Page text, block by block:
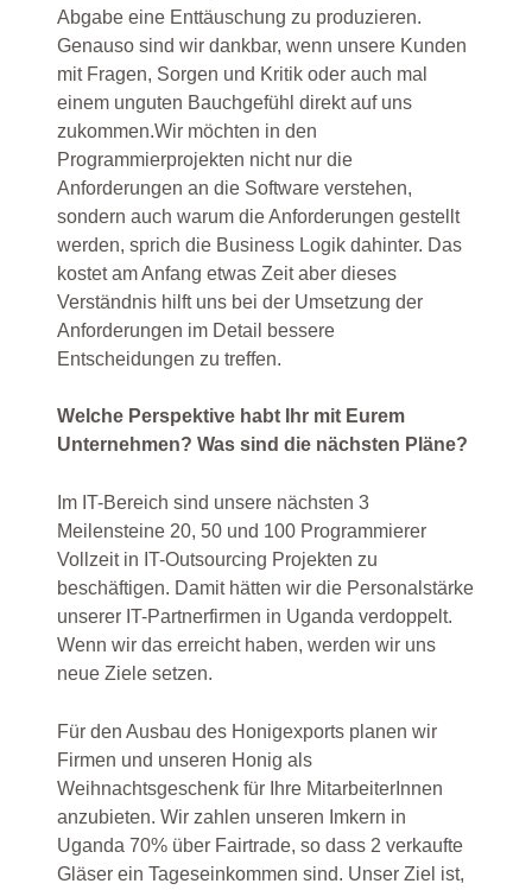
Abgabe eine Enttäuschung zu produzieren.
Genauso sind wir dankbar, wenn unsere Kunden
mit Fragen, Sorgen und Kritik oder auch mal
einem unguten Bauchgefühl direkt auf uns
zukommen.Wir möchten in den
Programmierprojekten nicht nur die
Anforderungen an die Software verstehen,
sondern auch warum die Anforderungen gestellt
werden, sprich die Business Logik dahinter. Das
kostet am Anfang etwas Zeit aber dieses
Verständnis hilft uns bei der Umsetzung der
Anforderungen im Detail bessere
Entscheidungen zu treffen.
Welche Perspektive habt Ihr mit Eurem
Unternehmen? Was sind die nächsten Pläne?
Im IT-Bereich sind unsere nächsten 3
Meilensteine 20, 50 und 100 Programmierer
Vollzeit in IT-Outsourcing Projekten zu
beschäftigen. Damit hätten wir die Personalstärke
unserer IT-Partnerfirmen in Uganda verdoppelt.
Wenn wir das erreicht haben, werden wir uns
neue Ziele setzen.
Für den Ausbau des Honigexports planen wir
Firmen und unseren Honig als
Weihnachtsgeschenk für Ihre MitarbeiterInnen
anzubieten. Wir zahlen unseren Imkern in
Uganda 70% über Fairtrade, so dass 2 verkaufte
Gläser ein Tageseinkommen sind. Unser Ziel ist,